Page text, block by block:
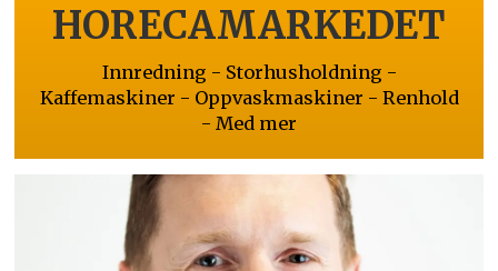
HORECAMARKEDET
Innredning - Storhusholdning -
Kaffemaskiner - Oppvaskmaskiner - Renhold
- Med mer